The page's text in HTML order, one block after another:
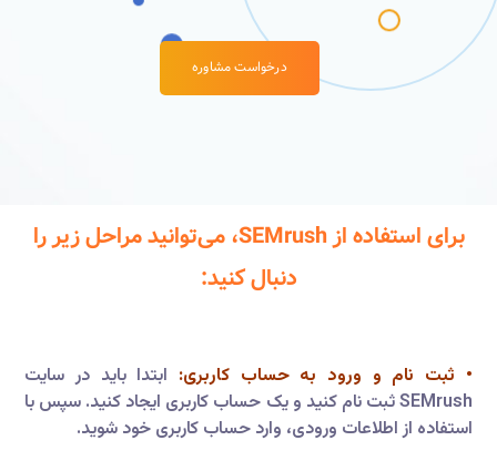
درخواست مشاوره
برای استفاده از SEMrush، می‌توانید مراحل زیر را
دنبال کنید:
• ثبت نام و ورود به حساب کاربری: ابتدا باید در سایت
SEMrush ثبت نام کنید و یک حساب کاربری ایجاد کنید. سپس با
استفاده از اطلاعات ورودی، وارد حساب کاربری خود شوید.